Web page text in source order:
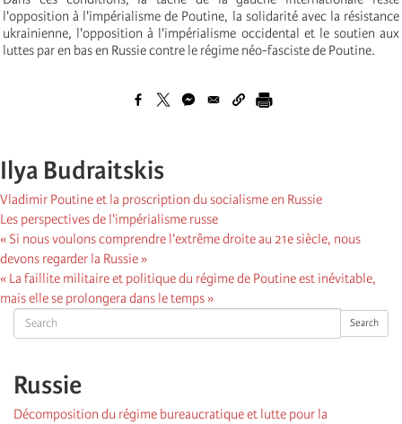
Search Search
Russie
Décomposition du régime bureaucratique et lutte pour la
l'opposition à l'impérialisme de Poutine, la solidarité avec la résistance
ukrainienne, l'opposition à l'impérialisme occidental et le soutien aux
luttes par en bas en Russie contre le régime néo-fasciste de Poutine.
Ilya Budraitskis
Vladimir Poutine et la proscription du socialisme en Russie
Les perspectives de l'impérialisme russe
« Si nous voulons comprendre l’extrême droite au 21e siècle, nous
devons regarder la Russie »
« La faillite militaire et politique du régime de Poutine est inévitable,
mais elle se prolongera dans le temps »